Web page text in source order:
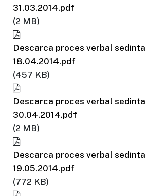
31.03.2014.pdf
(2 MB)
Descarca proces verbal
18.04.2014.pdf
(457 KB)
Descarca proces verbal
30.04.2014.pdf
(2 MB)
Descarca proces verbal
19.05.2014.pdf
(772 KB)